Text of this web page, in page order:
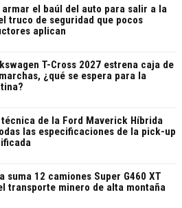
armar el baúl del auto para salir a la
truco de seguridad que pocos
aplican
T-Cross 2027 estrena caja de
¿qué se espera para la
técnica de la Ford Maverick Híbrida
las especificaciones de la pick-up
suma 12 camiones Super G460 XT
transporte minero de alta montaña